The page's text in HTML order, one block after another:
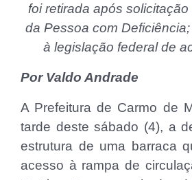
foi retirada após
da Pessoa com
à legislação federal de
Por Valdo Andrade
A Prefeitura de Carmo de
tarde deste sábado (4), a
estrutura de uma barraca
acesso à rampa de